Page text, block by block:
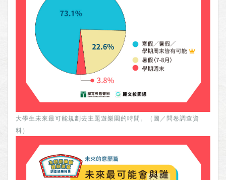
大學生未來最可能規劃去主題遊樂園的時間。（圖／問卷調查資
料）